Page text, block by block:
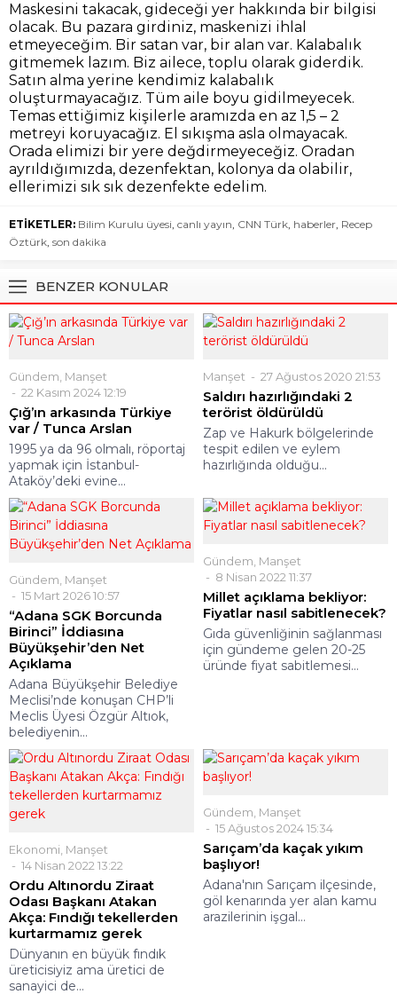
Maskesini takacak, gideceği yer hakkında bir bilgisi
olacak. Bu pazara girdiniz, maskenizi ihlal
etmeyeceğim. Bir satan var, bir alan var. Kalabalık
gitmemek lazım. Biz ailece, toplu olarak giderdik.
Satın alma yerine kendimiz kalabalık
oluşturmayacağız. Tüm aile boyu gidilmeyecek.
Temas ettiğimiz kişilerle aramızda en az 1,5 – 2
metreyi koruyacağız. El sıkışma asla olmayacak.
Orada elimizi bir yere değdirmeyeceğiz. Oradan
ayrıldığımızda, dezenfektan, kolonya da olabilir,
ellerimizi sık sık dezenfekte edelim.
ETİKETLER: Bilim Kurulu üyesi, canlı yayın, CNN Türk, haberler, Recep
Öztürk, son dakika
BENZER KONULAR
Gündem Manşet
22 Kasım 2024 12:19
Çığ’ın arkasında Türkiye
var / Tunca Arslan
1995 ya da 96 olmalı, röportaj
yapmak için İstanbul-
Ataköy’deki evine...
Manşet 27 Ağustos 2020 21:53
Saldırı hazırlığındaki 2
terörist öldürüldü
Zap ve Hakurk bölgelerinde
tespit edilen ve eylem
hazırlığında olduğu...
Gündem Manşet
15 Mart 2026 10:57
“Adana SGK Borcunda
Birinci” İddiasına
Büyükşehir’den Net
Açıklama
Adana Büyükşehir Belediye
Meclisi’nde konuşan CHP’li
Meclis Üyesi Özgür Altıok,
belediyenin...
Gündem Manşet
8 Nisan 2022 11:37
Millet açıklama bekliyor:
Fiyatlar nasıl sabitlenecek?
Gıda güvenliğinin sağlanması
için gündeme gelen 20-25
üründe fiyat sabitlemesi...
Ekonomi Manşet
14 Nisan 2022 13:22
Ordu Altınordu Ziraat
Odası Başkanı Atakan
Akça: Fındığı tekellerden
kurtarmamız gerek
Dünyanın en büyük fındık
üreticisiyiz ama üretici de
sanayici de...
Gündem Manşet
15 Ağustos 2024 15:34
Sarıçam’da kaçak yıkım
başlıyor!
Adana'nın Sarıçam ilçesinde,
göl kenarında yer alan kamu
arazilerinin işgal...